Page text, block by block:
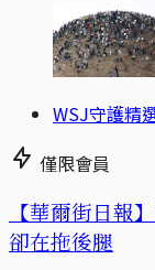
WSJ守護精
僅限會員
【華爾街日報
卻在拖後腿